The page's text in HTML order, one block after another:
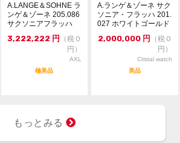
A.LANGE＆SOHNE ラ
ンゲ＆ゾーネ 205.086
サクソニアフラッハ
3,222,222 円 （税０
円）
AXL
極美品
A.ランゲ＆ゾーネ サク
ソニア・フラッハ 201.
027 ホワイトゴールド
2,000,000 円 （税０
円）
Cristal watch
美品
もっとみる